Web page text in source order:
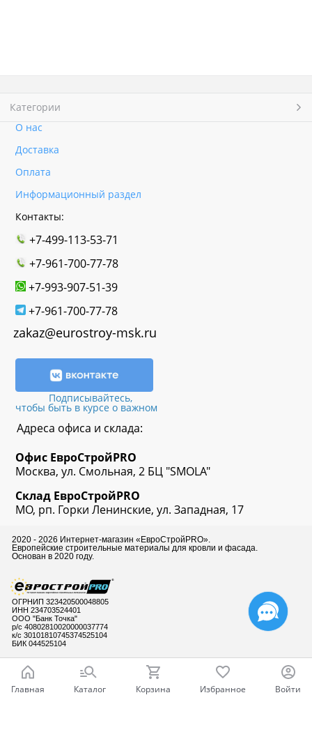
Категории
О нас
Доставка
Оплата
Информационный раздел
Контакты:
+7-499-113-53-71
+7-961-700-77-78
+7-993-907-51-39
+7-961-700-77-78
zakaz@eurostroy-msk.ru
Подписывайтесь,
чтобы быть в курсе о важном
Адреса офиса и склада:
Офис ЕвроСтройPRO
Москва, ул. Смольная, 2 БЦ "SMOLA"
Склад ЕвроСтройPRO
МО, рп. Горки Ленинские, ул. Западная, 17
2020 - 2026 Интернет-магазин «ЕвроСтройPRO».
Европейские строительные материалы для кровли и фасада.
Основан в 2020 году.
ОГРНИП 323420500048805
ИНН 234703524401
ООО "Банк Точка"
р/с 40802810020000037774
к/с 30101810745374525104
БИК 044525104
Главная Каталог Корзина Избранное Войти